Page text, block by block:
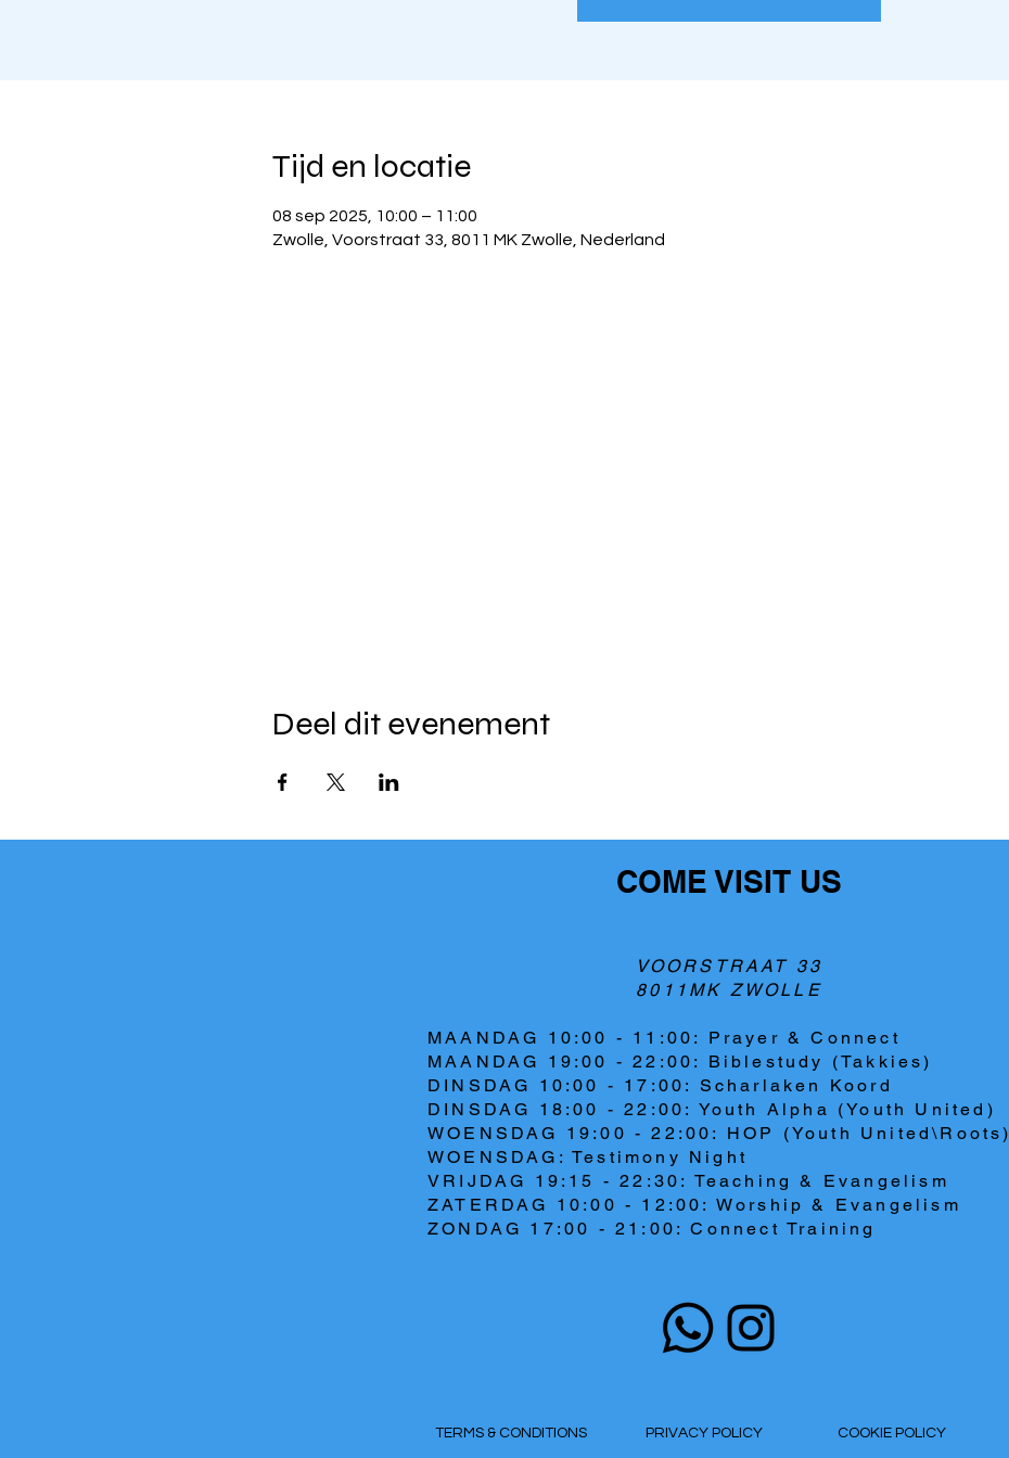
Tijd en locatie
08 sep 2025, 10:00 – 11:00
Zwolle, Voorstraat 33, 8011 MK Zwolle, Nederland
Deel dit evenement
COME VISIT US
VOORSTRAAT 33
8011MK ZWOLLE
MAANDAG 10:00 - 11:00: Prayer & Connect
MAANDAG 19:00 - 22:00: Biblestudy (Takkies)
DINSDAG 10:00 - 17:00: Scharlaken Koord
DINSDAG 18:00 - 22:00: Youth Alpha (Youth United)
WOENSDAG 19:00 - 22:00: HOP (Youth United\Roots)
WOENSDAG: Testimony Night
VRIJDAG 19:15 - 22:30: Teaching & Evangelism
ZATERDAG 10:00 - 12:00: Worship & Evangelism
ZONDAG 17:00 - 21:00: Connect Training
TERMS & CONDITIONS PRIVACY POLICY COOKIE POLICY